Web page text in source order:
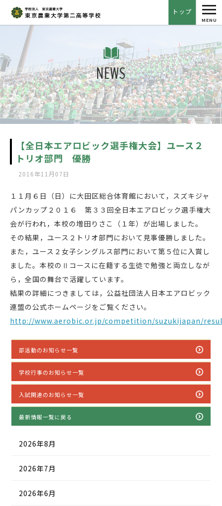
トップ
MENU
NEWS
【全日本エアロビック選手権大会】ユース２
トリオ部門 優勝
2016年11月07日
１１月６日（日）に大田区総合体育館において，スズキジャ
パンカップ２０１６ 第３３回全日本エアロビック選手権大
会が行われ，本校の増田りさこ（１年）が出場しました。
その結果，ユース２トリオ部門において見事優勝しました。
また，ユース２女子シングルス部門において第５位に入賞し
ました。本校のⅡコースに在籍する生徒で勉強と両立しなが
ら，全国の舞台で活躍しています。
結果の詳細につきましては，公益社団法人日本エアロビック
連盟の公式ホームページをご覧ください。
http://www.aerobic.or.jp/competition/suzukijapan/
部活動のお知らせ一覧
学校行事のお知らせ一覧
入試関連のお知らせ一覧
最新情報一覧に戻る
2026年8月
2026年7月
2026年6月